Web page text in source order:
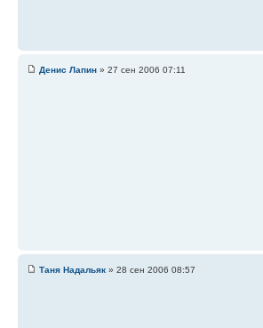
Денис Лапин » 27 сен 2006 07:11
Таня Надальяк » 28 сен 2006 08:57